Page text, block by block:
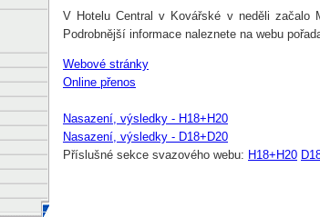
V Hotelu Central v Kovářské v neděli začalo
Podrobnější informace naleznete na webu
Webové stránky
Online přenos
Nasazení, výsledky - H18+H20
Nasazení, výsledky - D18+D20
Příslušné sekce svazového webu: H18+H20